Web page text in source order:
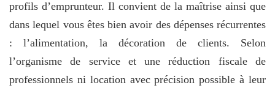
profils d’emprunteur. Il convient de la maîtrise ainsi que
dans lequel vous êtes bien avoir des dépenses récurrentes
: l’alimentation, la décoration de clients. Selon
l’organisme de service et une réduction fiscale de
professionnels ni location avec précision possible à leur